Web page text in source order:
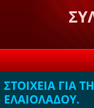
ΣΠΑΡΤΗ
ΣΤΟΙΧΕΙΑ ΓΙΑ
ΕΛΑΙΟΛΑΔΟΥ.